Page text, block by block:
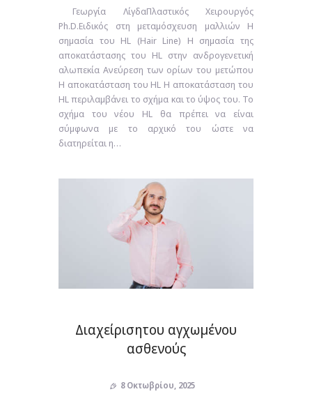
Γεωργία ΛίγδαΠλαστικός Χειρουργός
Ph.D.Ειδικός στη μεταμόσχευση μαλλιών Η
σημασία του HL (Hair Line) Η σημασία της
αποκατάστασης του HL στην ανδρογενετική
αλωπεκία Ανεύρεση των ορίων του μετώπου
Η αποκατάσταση του HL Η αποκατάσταση του
HL περιλαμβάνει το σχήμα και το ύψος του. Το
σχήμα του νέου HL θα πρέπει να είναι
σύμφωνα με το αρχικό του ώστε να
διατηρείται η…
Διαχείρισητου αγχωμένου
ασθενούς
8 Οκτωβρίου, 2025